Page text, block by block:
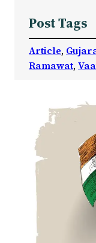
Post Tags
Article,
Ramawat,